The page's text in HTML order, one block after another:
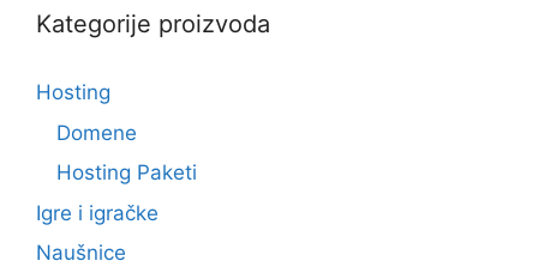
Kategorije proizvoda
Hosting
Domene
Hosting Paketi
Igre i igračke
Naušnice